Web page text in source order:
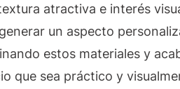
atractiva e interés
un aspecto
estos materiales y
que sea práctico y